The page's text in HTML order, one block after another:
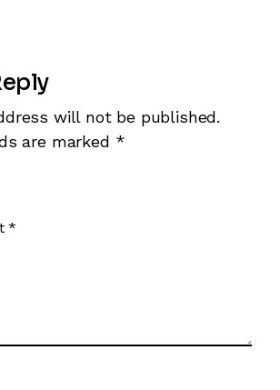
will not be published.
are marked *